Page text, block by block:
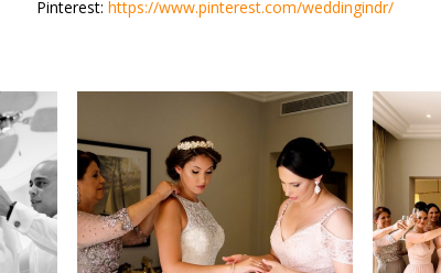
Pinterest: https://www.pinterest.com/weddingindr/